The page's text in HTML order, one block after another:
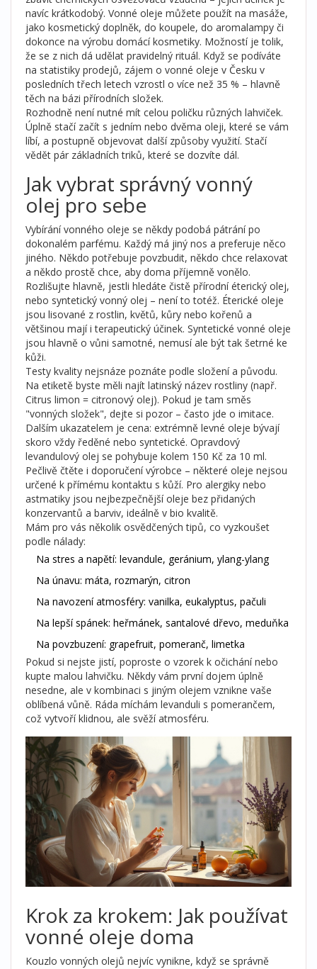
navíc krátkodobý. Vonné oleje můžete použít na masáže,
jako kosmetický doplněk, do koupele, do aromalampy či
dokonce na výrobu domácí kosmetiky. Možností je tolik,
že se z nich dá udělat pravidelný rituál. Když se podíváte
na statistiky prodejů, zájem o vonné oleje v Česku v
posledních třech letech vzrostl o více než 35 % – hlavně
těch na bázi přírodních složek.
Rozhodně není nutné mít celou poličku různých lahviček.
Úplně stačí začít s jedním nebo dvěma oleji, které se vám
líbí, a postupně objevovat další způsoby využití. Stačí
vědět pár základních triků, které se dozvíte dál.
Jak vybrat správný vonný
olej pro sebe
Vybírání vonného oleje se někdy podobá pátrání po
dokonalém parfému. Každý má jiný nos a preferuje něco
jiného. Někdo potřebuje povzbudit, někdo chce relaxovat
a někdo prostě chce, aby doma příjemně vonělo.
Rozlišujte hlavně, jestli hledáte čistě přírodní éterický olej,
nebo syntetický vonný olej – není to totéž. Éterické oleje
jsou lisované z rostlin, květů, kůry nebo kořenů a
většinou mají i terapeutický účinek. Syntetické vonné oleje
jsou hlavně o vůni samotné, nemusí ale být tak šetrné ke
kůži.
Testy kvality nejsnáze poznáte podle složení a původu.
Na etiketě byste měli najít latinský název rostliny (např.
Citrus limon = citronový olej). Pokud je tam směs
"vonných složek", dejte si pozor – často jde o imitace.
Dalším ukazatelem je cena: extrémně levné oleje bývají
skoro vždy ředěné nebo syntetické. Opravdový
levandulový olej se pohybuje kolem 150 Kč za 10 ml.
Pečlivě čtěte i doporučení výrobce – některé oleje nejsou
určené k přímému kontaktu s kůží. Pro alergiky nebo
astmatiky jsou nejbezpečnější oleje bez přidaných
konzervantů a barviv, ideálně v bio kvalitě.
Mám pro vás několik osvědčených tipů, co vyzkoušet
podle nálady:
Na stres a napětí: levandule, geránium, ylang-ylang
Na únavu: máta, rozmarýn, citron
Na navození atmosféry: vanilka, eukalyptus, pačuli
Na lepší spánek: heřmánek, santalové dřevo, meduňka
Na povzbuzení: grapefruit, pomeranč, limetka
Pokud si nejste jistí, poproste o vzorek k očichání nebo
kupte malou lahvičku. Někdy vám první dojem úplně
nesedne, ale v kombinaci s jiným olejem vznikne vaše
oblíbená vůně. Ráda míchám levanduli s pomerančem,
což vytvoří klidnou, ale svěží atmosféru.
Krok za krokem: Jak používat
vonné oleje doma
Kouzlo vonných olejů nejvíc vynikne, když se správně